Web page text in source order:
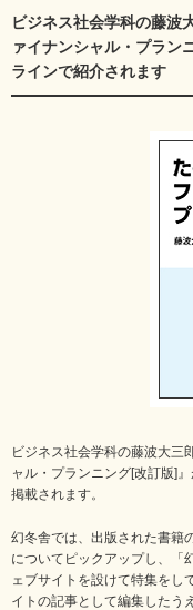
ビジネス社会学科の藤波
ァイナンシャル・プラン
ラインで紹介されます
ビジネス社会学科の藤波大三
ャル・プランニング[改訂版]
掲載されます。
幻冬舎では、出版された書籍
についてピックアップし、「
ェブサイトを設けて特集をし
イトの記事として編集したう